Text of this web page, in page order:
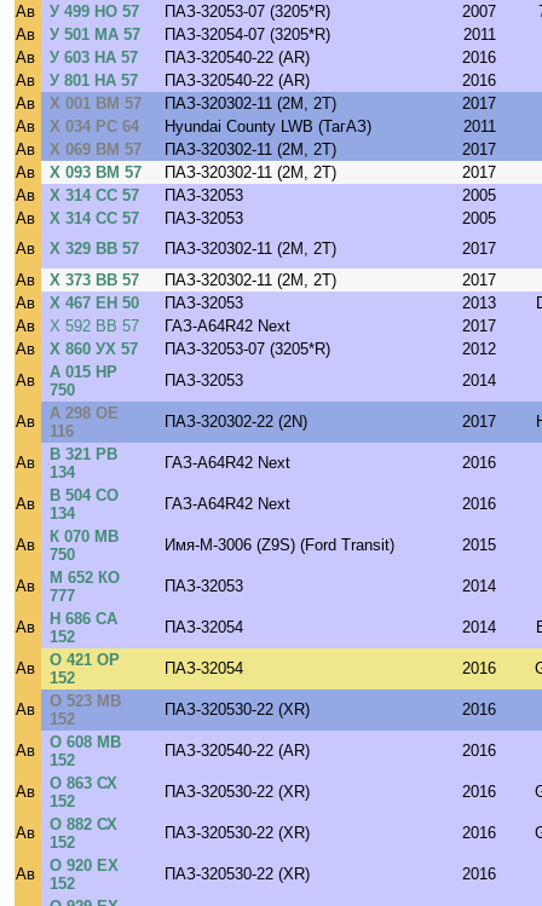
Ав
У 499 НО 57 ПАЗ-32053-07 (3205*R) 2007
Ав
У 501 МА 57 ПАЗ-32054-07 (3205*R)
2011
Ав
У 603 НА 57 ПАЗ-320540-22 (AR)
2016
Ав
У 801 НА 57 ПАЗ-320540-22 (AR)
2016
Ав
Х 001 ВМ 57 ПАЗ-320302-11 (2M, 2T)
2017
Ав
Х 034 РС 64 Hyundai County LWB (ТагАЗ)
2011
Ав
Х 069 ВМ 57 ПАЗ-320302-11 (2M, 2T)
2017
Ав
Х 093 ВМ 57 ПАЗ-320302-11 (2M, 2T)
2017
Ав
Х 314 СС 57 ПАЗ-32053
2005
Ав
Х 314 СС 57 ПАЗ-32053
2005
Ав
Х 329 ВВ 57 ПАЗ-320302-11 (2M, 2T)
2017
Ав
Х 373 ВВ 57 ПАЗ-320302-11 (2M, 2T)
2017
Ав
Х 467 ЕН 50 ПАЗ-32053 2013
Ав
Х 592 ВВ 57 ГАЗ-A64R42 Next
2017
Ав
Х 860 УХ 57 ПАЗ-32053-07 (3205*R)
2012
Ав
А 015 НР
750
ПАЗ-32053 2014
Ав
А 298 ОЕ
116
ПАЗ-320302-22 (2N) 2017
Ав
В 321 РВ
134
ГАЗ-A64R42 Next 2016
Ав
В 504 СО
134
ГАЗ-A64R42 Next 2016
Ав
К 070 МВ
750
Имя-М-3006 (Z9S) (Ford Transit) 2015
Ав
М 652 КО
777
ПАЗ-32053 2014
Ав
Н 686 СА
152
ПАЗ-32054 2014
Ав
О 421 ОР
152
ПАЗ-32054 2016
Ав
О 523 МВ
152
ПАЗ-320530-22 (XR) 2016
Ав
О 608 МВ
152
ПАЗ-320540-22 (AR) 2016
Ав
О 863 СХ
152
ПАЗ-320530-22 (XR) 2016
Ав
О 882 СХ
152
ПАЗ-320530-22 (XR) 2016
Ав
О 920 ЕХ
152
ПАЗ-320530-22 (XR) 2016